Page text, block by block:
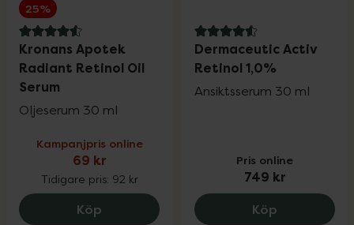
25%
4.6 av 5 i omdöme
Kronans Apotek
Radiant Retinol Oil
Serum
Oljeserum 30 ml
Kampanjpris online
69 kr
Tidigare pris: 92 kr
Köp Kronans Apotek Radiant Retinol Oil
4.6 av 5 i omdöme
Dermaceutic Activ
Retinol 1,0%
Ansiktsserum 30 ml
Pris online
749 kr
Köp